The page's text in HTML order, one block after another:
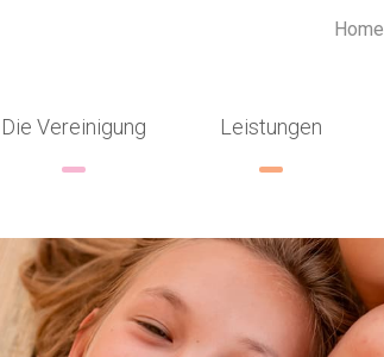
Home
Die Vereinigung Leistungen